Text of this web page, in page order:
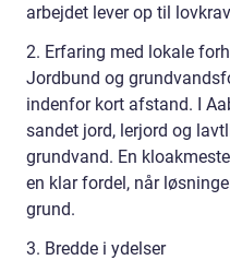
arbejdet lever op til
2. Erfaring med lokale
Jordbund og
indenfor kort afstand. I
sandet jord, lerjord og
grundvand. En
en klar fordel, når
grund.
3. Bredde i ydelser